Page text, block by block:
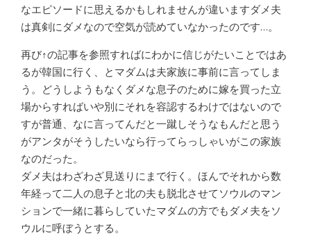
なエピソードに思えるかもしれませんが違いますダメ夫
は真剣にダメなので空気が読めていなかったのです…。
再び↑の記事を参照すればにわかに信じがたいことではあ
るが韓国に行く、とマダムは夫家族に事前に言ってしま
う。どうしようもなくダメな息子のために嫁を買った立
場からすればいや別にそれを容認するわけではないので
すが普通、なに言ってんだと一蹴しそうなもんだと思う
がアンタがそうしたいなら行ってらっしゃいがこの家族
なのだった。
ダメ夫はわざわざ見送りにまで行く。ほんでそれから数
年経って二人の息子と北の夫も脱北させてソウルのマン
ションで一緒に暮らしていたマダムの方でもダメ夫をソ
ウルに呼ぼうとする。